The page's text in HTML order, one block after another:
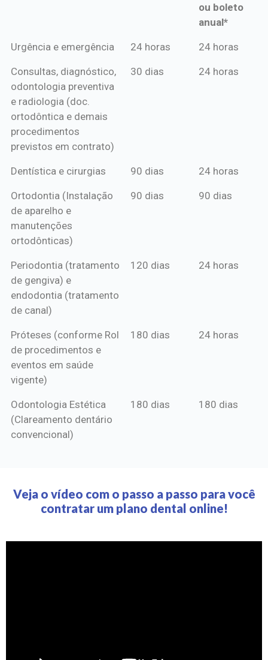
ou boleto
anual*
*Procedimentos Amil
*Pagamento
mensal*
*Pagamento
de crédito
Urgência e emergência 24 horas 24 horas
Consultas, diagnóstico,
odontologia preventiva
e radiologia (doc.
ortodôntica e demais
procedimentos
previstos em contrato)
30 dias 24 horas
Dentística e cirurgias 90 dias 24 horas
Ortodontia (Instalação
de aparelho e
manutenções
ortodônticas)
90 dias 90 dias
Periodontia (tratamento
de gengiva) e
endodontia (tratamento
de canal)
120 dias 24 horas
Próteses (conforme Rol
de procedimentos e
eventos em saúde
vigente)
180 dias 24 horas
Odontologia Estética
(Clareamento dentário
convencional)
180 dias 180 dias
Veja o vídeo com o passo a passo para você
contratar um plano dental online!